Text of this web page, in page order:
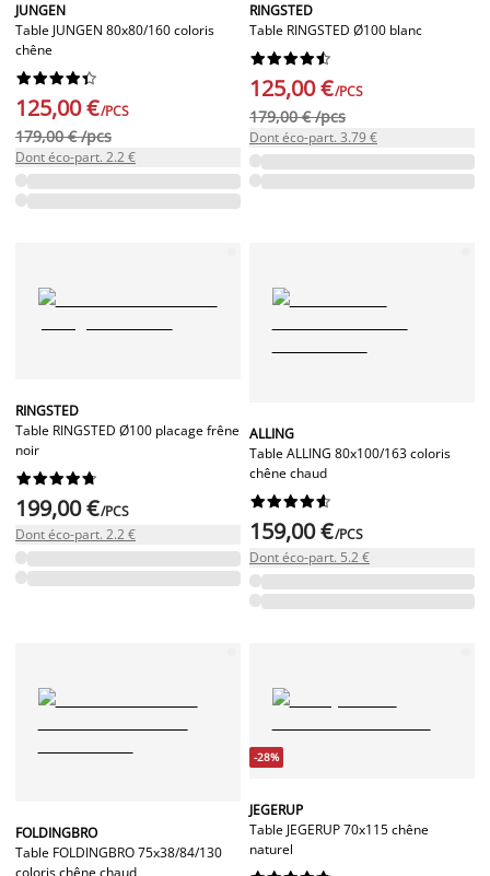
JUNGEN
Table JUNGEN 80x80/160 coloris
chêne






125,00 €/PCS
179,00 € /pcs
Dont éco-part. 2.2 €
RINGSTED
Table RINGSTED Ø100 blanc






125,00 €/PCS
179,00 € /pcs
Dont éco-part. 3.79 €
RINGSTED
Table RINGSTED Ø100 placage frêne
noir






199,00 €/PCS
Dont éco-part. 2.2 €
ALLING
Table ALLING 80x100/163 coloris
chêne chaud






159,00 €/PCS
Dont éco-part. 5.2 €
FOLDINGBRO
Table FOLDINGBRO 75x38/84/130
coloris chêne chaud
-28%
JEGERUP
Table JEGERUP 70x115 chêne
naturel